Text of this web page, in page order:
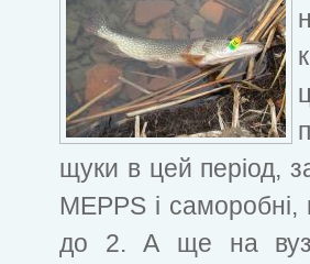
щуки в цей період,
МЕРРS і саморобні,
до 2. А ще на